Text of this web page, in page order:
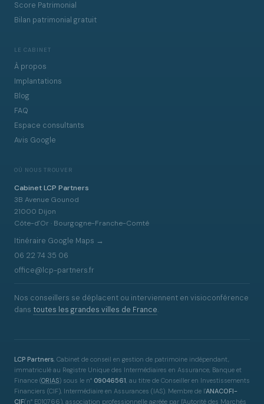
Score Patrimonial
Bilan patrimonial gratuit
LE CABINET
À propos
Implantations
Blog
FAQ
Espace consultants
Avis Google
OÙ NOUS TROUVER
Cabinet LCP Partners
3B Avenue Gounod
21000 Dijon
Côte-d'Or · Bourgogne-Franche-Comté
Itinéraire Google Maps →
06 22 74 35 06
office@lcp-partners.fr
Nos conseillers se déplacent ou interviennent en visioconférence
dans toutes les grandes villes de France.
LCP Partners, Cabinet de conseil en gestion de patrimoine indépendant,
immatriculé au Registre Unique des Intermédiaires en Assurance, Banque et
Finance (ORIAS) sous le n° 09046561, au titre de Conseiller en Investissements
Financiers (CIF), Intermédiaire en Assurances (IAS). Membre de l'ANACOFI-
CIF(n° E010766), association professionnelle agréée par l'Autorité des Marchés